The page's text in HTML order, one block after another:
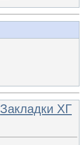
Закладки ХГ